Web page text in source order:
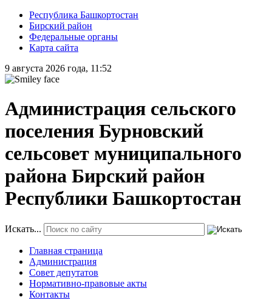
Республика Башкортостан
Бирский район
Федеральные органы
Карта сайта
9 августа 2026 года, 11:52
Администрация сельского
поселения Бурновский
сельсовет муниципального
района Бирский район
Республики Башкортостан
Искать...
Главная страница
Администрация
Совет депутатов
Нормативно-правовые акты
Контакты